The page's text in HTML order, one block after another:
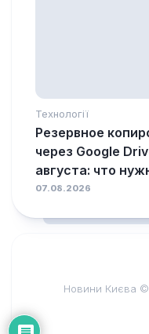
Технології
Резервное
через Google
августа: что
07.08.2026
Новини Києва ©